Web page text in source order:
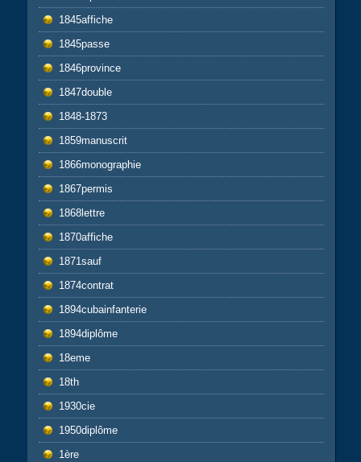
1845affiche
1845passe
1846province
1847double
1848-1873
1859manuscrit
1866monographie
1867permis
1868lettre
1870affiche
1871sauf
1874contrat
1894cubainfanterie
1894diplôme
18eme
18th
1930cie
1950diplôme
1ère